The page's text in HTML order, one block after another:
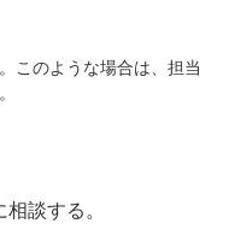
このような場合は、担当
談する。